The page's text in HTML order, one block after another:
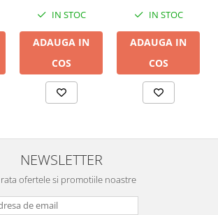
IN STOC
ADAUGA IN
COS
IN STOC
ADAUGA IN
COS
NEWSLETTER
ofertele si promotiile noastre